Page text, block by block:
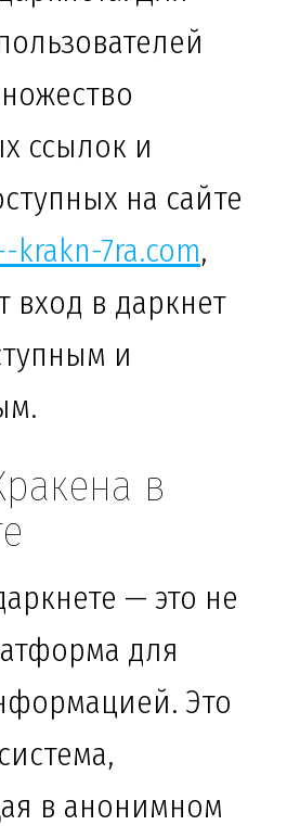
ссылок и
на сайте
7ra.com,
вход в даркнет
и
в
— это не
для
Это
в анонимном